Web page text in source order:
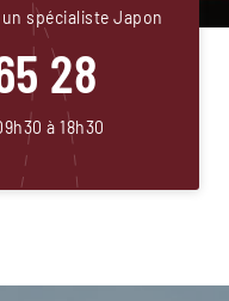
spécialiste Japon
28
à 18h30